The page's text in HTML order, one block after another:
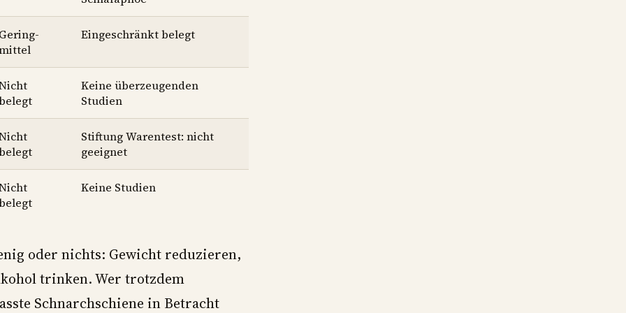
Eingeschränkt belegt
Keine überzeugenden
Studien
Stiftung Warentest: nicht
geeignet
Keine Studien
oder nichts: Gewicht reduzieren,
trinken. Wer trotzdem
Schnarchschiene in Betracht